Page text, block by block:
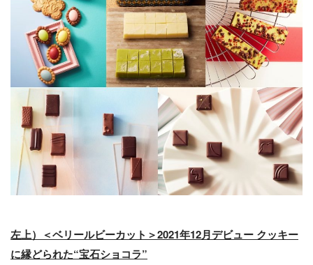
左上）＜ベリールビーカット＞2021年12月デビュー クッキー
に縁どられた“宝石ショコラ”